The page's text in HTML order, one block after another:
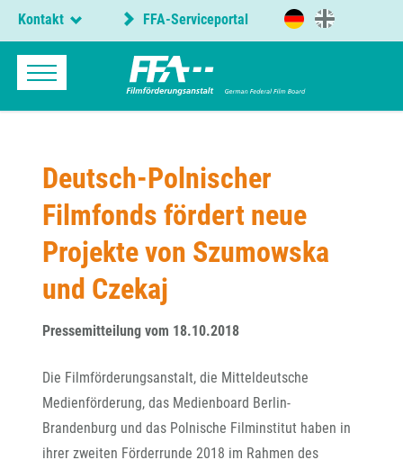
Kontakt FFA-Serviceportal
Deutsch-Polnischer
Filmfonds fördert neue
Projekte von Szumowska
und Czekaj
Pressemitteilung vom 18.10.2018
Die Filmförderungsanstalt, die Mitteldeutsche
Medienförderung, das Medienboard Berlin-
Brandenburg und das Polnische Filminstitut haben in
ihrer zweiten Förderrunde 2018 im Rahmen des